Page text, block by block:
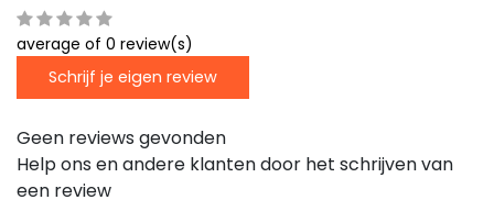
average of 0 review(s)
Schrijf je eigen review
Geen reviews gevonden
Help ons en andere klanten door het schrijven van
een review